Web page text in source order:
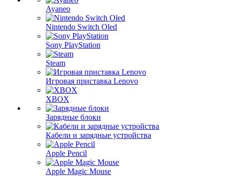
Ayaneo
Nintendo Switch Oled
Sony PlayStation
Steam
Игровая приставка Lenovo
XBOX
Зарядные блоки
Кабели и зарядные устройства
Apple Pencil
Apple Magic Mouse